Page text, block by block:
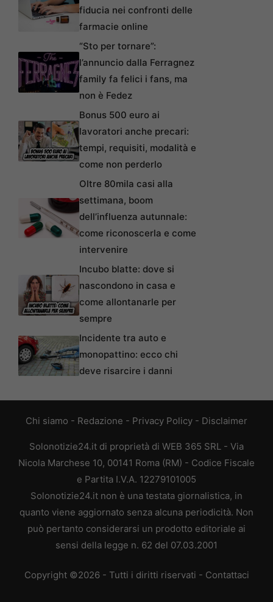
fiducia nei confronti delle
farmacie online
“Sto per tornare”:
l’annuncio dalla Ferragnez
family fa felici i fans, ma
non è Fedez
Bonus 500 euro ai
lavoratori anche precari:
tempi, requisiti, modalità e
come non perderlo
Oltre 80mila casi alla
settimana, boom
dell’influenza autunnale:
come riconoscerla e come
intervenire
Incubo blatte: dove si
nascondono in casa e
come allontanarle per
sempre
Incidente tra auto e
monopattino: ecco chi
deve risarcire i danni
Chi siamo - Redazione - Privacy Policy - Disclaimer
Solonotizie24.it di proprietà di WEB 365 SRL - Via
Nicola Marchese 10, 00141 Roma (RM) - Codice Fiscale
e Partita I.V.A. 12279101005
Solonotizie24.it non è una testata giornalistica, in
quanto viene aggiornato senza alcuna periodicità. Non
può pertanto considerarsi un prodotto editoriale ai
sensi della legge n. 62 del 07.03.2001
Copyright ©2026 - Tutti i diritti riservati - Contattaci